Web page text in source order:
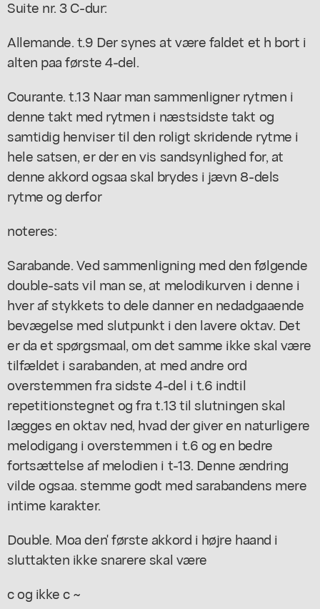
Suite nr. 3 C-dur:
Allemande. t.9 Der synes at være faldet et h bort i
alten paa første 4-del.
Courante. t.13 Naar man sammenligner rytmen i
denne takt med rytmen i næstsidste takt og
samtidig henviser til den roligt skridende rytme i
hele satsen, er der en vis sandsynlighed for, at
denne akkord ogsaa skal brydes i jævn 8-dels
rytme og derfor
noteres:
Sarabande. Ved sammenligning med den følgende
double-sats vil man se, at melodikurven i denne i
hver af stykkets to dele danner en nedadgaaende
bevægelse med slutpunkt i den lavere oktav. Det
er da et spørgsmaal, om det samme ikke skal være
tilfældet i sarabanden, at med andre ord
overstemmen fra sidste 4-del i t.6 indtil
repetitionstegnet og fra t.13 til slutningen skal
lægges en oktav ned, hvad der giver en naturligere
melodigang i overstemmen i t.6 og en bedre
fortsættelse af melodien i t-13. Denne ændring
vilde ogsaa. stemme godt med sarabandens mere
intime karakter.
Double. Moa den' første akkord i højre haand i
sluttakten ikke snarere skal være
c og ikke c ~